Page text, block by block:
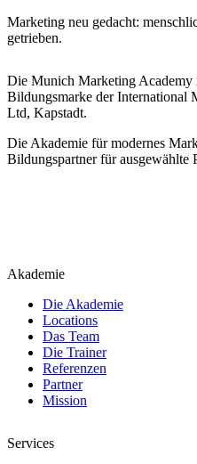
Marketing neu gedacht:
getrieben.
Die Munich Marketing Academy
Bildungsmarke der International
Ltd, Kapstadt.
Die Akademie für modernes
Bildungspartner für ausgewählte
Akademie
Die Akademie
Locations
Das Team
Die Trainer
Referenzen
Partner
Mission
Services